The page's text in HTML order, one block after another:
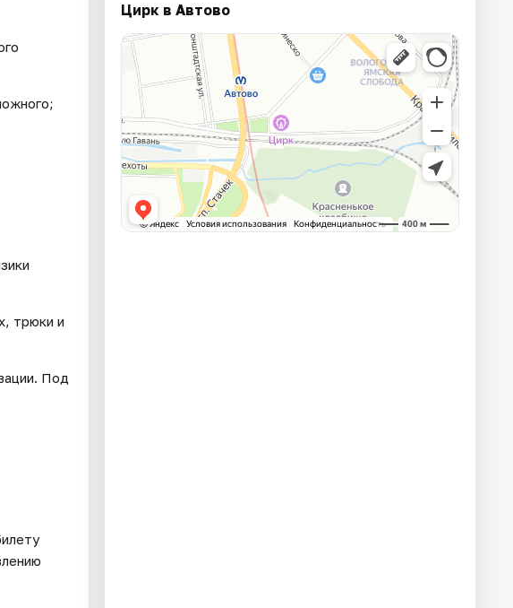
трюки и
Под
Цирк в Автово